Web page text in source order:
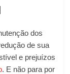
dos
de sua
e prejuízos
. E não para por